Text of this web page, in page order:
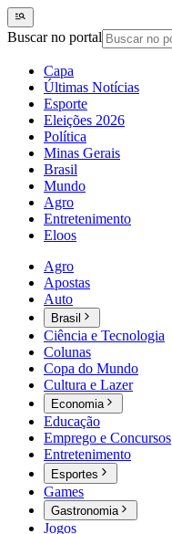
Buscar no portal
Capa
Últimas Notícias
Esporte
Eleições 2026
Política
Minas Gerais
Brasil
Mundo
Agro
Entretenimento
Eloos
Agro
Apostas
Auto
Brasil
Ciência e Tecnologia
Colunas
Copa do Mundo
Cultura e Lazer
Economia
Educação
Emprego e Concursos
Entretenimento
Esportes
Games
Gastronomia
Jogos